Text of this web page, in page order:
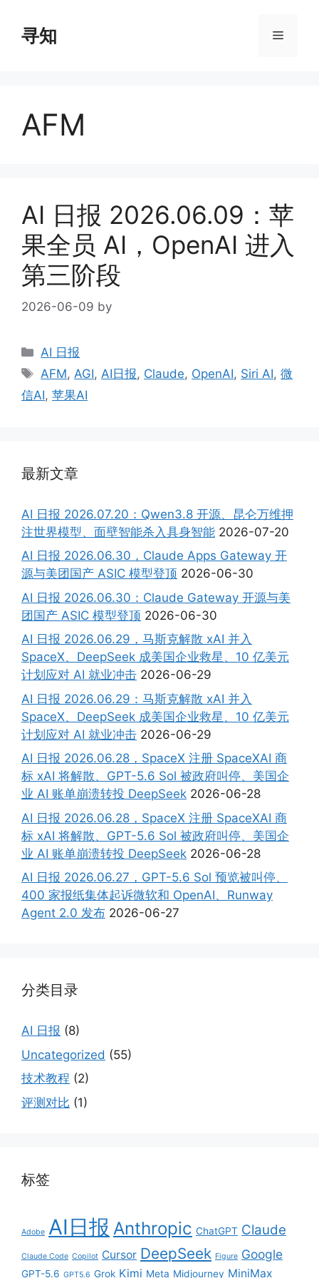
content
寻知 Menu
AFM
AI 日报 2026.06.09：苹
果全员 AI，OpenAI 进入
第三阶段
2026-06-09 by
Categories
AI 日报
Tags
AFM, AGI, AI日报, Claude, OpenAI, Siri AI,微
信AI, 苹果AI
最新文章
AI 日报 2026.07.20：Qwen3.8 开源、昆仑万维押
注世界模型、面壁智能杀入具身智能 2026-07-20
AI 日报 2026.06.30，Claude Apps Gateway 开
源与美团国产 ASIC 模型登顶 2026-06-30
AI 日报 2026.06.30：Claude Gateway 开源与美
团国产 ASIC 模型登顶 2026-06-30
AI 日报 2026.06.29，马斯克解散 xAI 并入
SpaceX、DeepSeek 成美国企业救星、10 亿美元
计划应对 AI 就业冲击 2026-06-29
AI 日报 2026.06.29：马斯克解散 xAI 并入
SpaceX、DeepSeek 成美国企业救星、10 亿美元
计划应对 AI 就业冲击 2026-06-29
AI 日报 2026.06.28，SpaceX 注册 SpaceXAI 商
标 xAI 将解散、GPT-5.6 Sol 被政府叫停、美国企
业 AI 账单崩溃转投 DeepSeek 2026-06-28
AI 日报 2026.06.28，SpaceX 注册 SpaceXAI 商
标 xAI 将解散、GPT-5.6 Sol 被政府叫停、美国企
业 AI 账单崩溃转投 DeepSeek 2026-06-28
AI 日报 2026.06.27，GPT-5.6 Sol 预览被叫停、
400 家报纸集体起诉微软和 OpenAI、Runway
Agent 2.0 发布 2026-06-27
分类目录
AI 日报 (8)
Uncategorized (55)
技术教程 (2)
评测对比 (1)
标签
Adobe AI日报 Anthropic ChatGPT Claude
Claude Code Copilot Cursor DeepSeek Figure Google
GPT-5.6 GPT5.6 Grok Kimi Meta Midjourney MiniMax